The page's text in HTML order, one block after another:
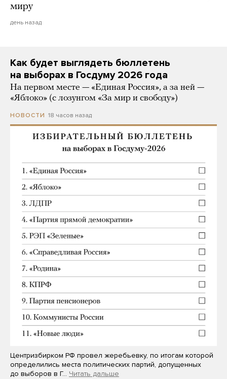
миру
день назад
Как будет выглядеть бюллетень
на выборах в Госдуму 2026 года
На первом месте — «Единая Россия», а за ней —
«Яблоко» (с лозунгом «За мир и свободу»)
НОВОСТИ 18 часов назад
Центризбирком РФ провел жеребьевку, по итогам которой
определились места политических партий, допущенных
до выборов в Г… Читать дальше